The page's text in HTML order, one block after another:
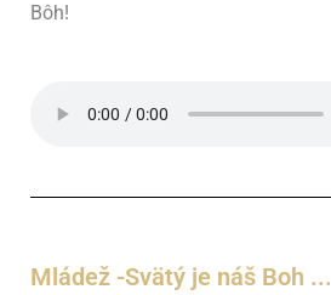
Bôh!
Mládež -Svätý je náš Boh ...